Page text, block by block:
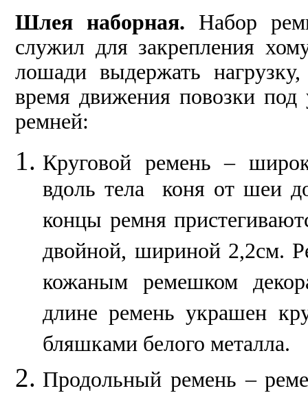
Шлея наборная. Набор
служил для закрепления
лошади выдержать
время движения повозки
ремней:
Круговой ремень –
вдоль тела коня от шеи
концы ремня
двойной, шириной 2,2см.
кожаным ремешком
длине ремень украшен
бляшками белого металла.
Продольный ремень –